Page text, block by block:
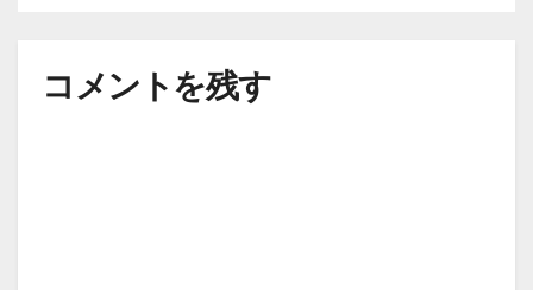
コメントを残す